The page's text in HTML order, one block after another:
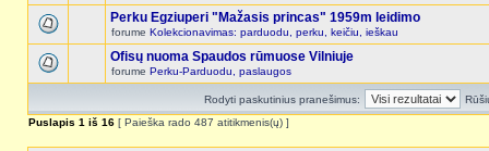
Perku Egziuperi "Mažasis princas" 1959m leidimo
forume Kolekcionavimas: parduodu, perku, keičiu, ieškau
Ofisų nuoma Spaudos rūmuose Vilniuje
forume Perku-Parduodu, paslaugos
Rodyti paskutinius pranešimus:
Puslapis 1 iš 16 [ Paieška rado 487 atitikmenis(ų) ]